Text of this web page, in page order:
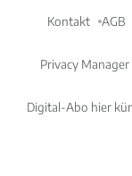
Kontakt AGB
Privacy Manager
Digital-Abo hier